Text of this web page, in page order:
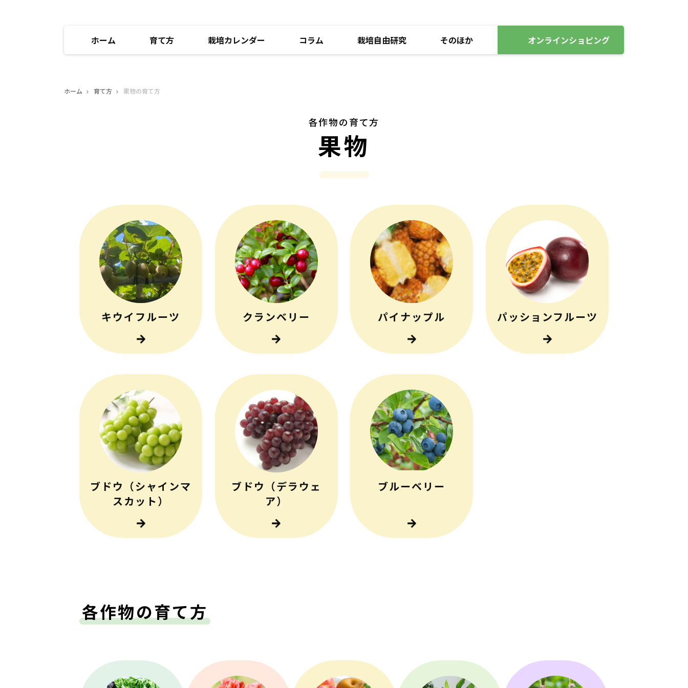
ホーム 育て方 栽培カレンダー コラム 栽培自由研究 そのほか オンラインショピング
ホーム 育て方 果物の育て方
各作物の育て方
果物
キウイフルーツ クランベリー パイナップル パッションフルーツ
ブドウ（シャインマ
スカット）
ブドウ（デラウェ
ア）
ブルーベリー
各作物の育て方